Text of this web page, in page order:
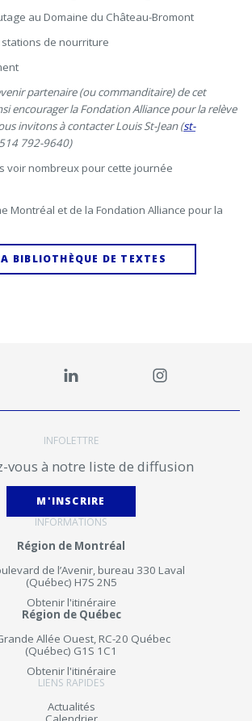
au Domaine du Château-Bromont
de nourriture
partenaire (ou commanditaire) de cet
encourager la Fondation Alliance pour la relève
invitons à contacter Louis St-Jean (st-
792-9640)
voir nombreux pour cette journée
Montréal et de la Fondation Alliance pour la
BIBLIOTHÈQUE DE TEXTES
INFOLETTRE
vous à notre liste de diffusion
M'INSCRIRE
INFORMATIONS
Région de Montréal
de l’Avenir, bureau 330 Laval
(Québec) H7S 2N5
Obtenir l'itinéraire
Région de Québec
Allée Ouest, RC-20 Québec
(Québec) G1S 1C1
Obtenir l'itinéraire
LIENS RAPIDES
Actualités